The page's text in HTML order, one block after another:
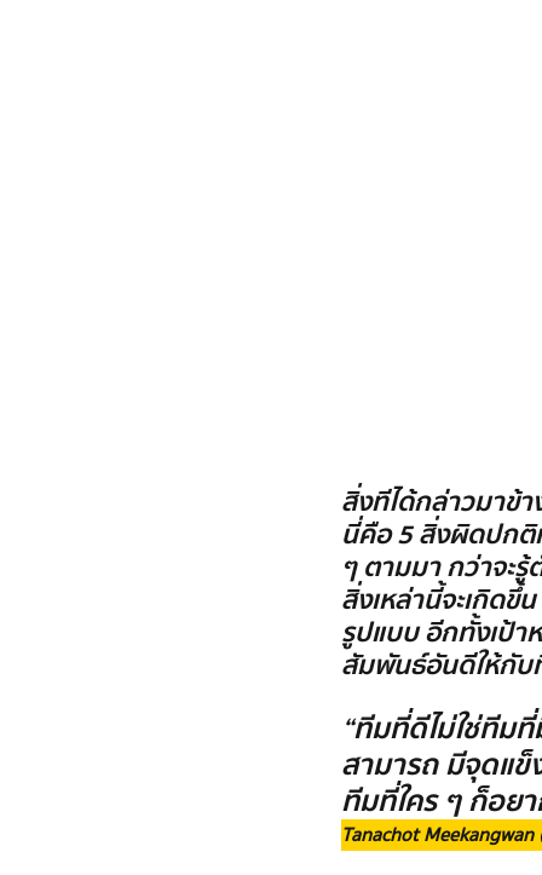
สิ่งทีได้กล่าวมาข้
นี่คือ 5 สิ่งผิดปกติ
ๆ ตามมา กว่าจะ
สิ่งเหล่านี้จะเกิด
รูปแบบ อีกทั้งเป้า
สัมพันธ์อันดีให้กับ
“ทีมที่ดีไม่ใช่ทีม
สามารถ มีจุดแ
ทีมที่ใคร ๆ ก็อยา
Tanachot